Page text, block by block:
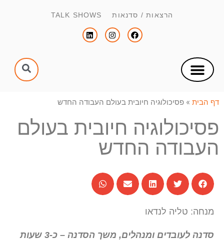
הרצאות / סדנאות TALK SHOWS
דף הבית » פסיכולוגיה חיובית בעולם העבודה החדש
פסיכולוגיה חיובית בעולם
העבודה החדש
מנחה: טליה לנדאו
סדנה לעובדים ומנהלים, משך הסדנה – כ-3 שעות